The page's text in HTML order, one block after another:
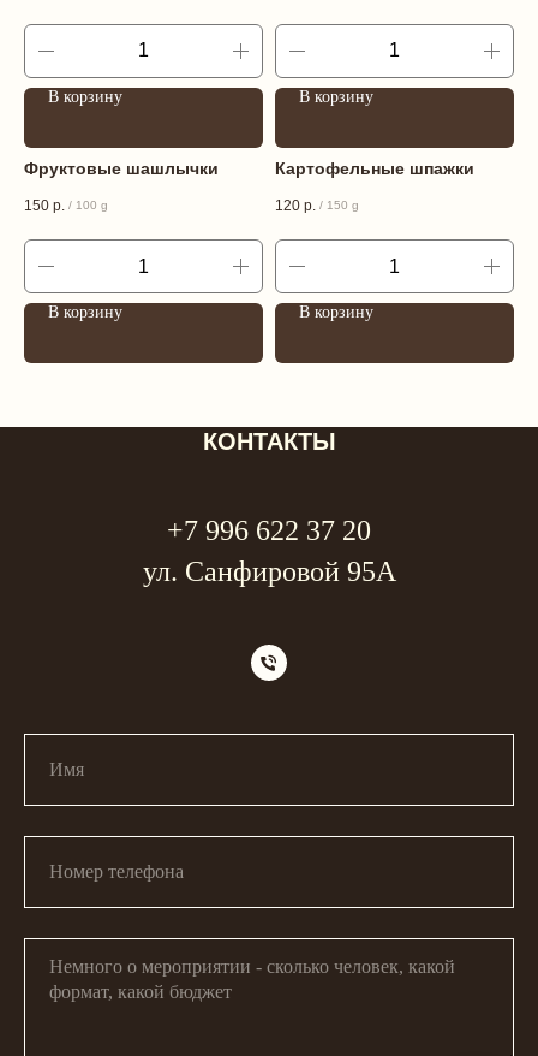
В корзину В корзину
Фруктовые шашлычки
150 р. / 100 g
В корзину
Картофельные шпажки
120 р. / 150 g
В корзину
КОНТАКТЫ
+7 996 622 37 20
ул. Санфировой 95А